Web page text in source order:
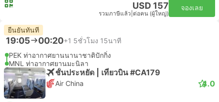
USD 157
รวมภาษีแล้ว ต่อคน (ผู้ใหญ่)
จองเลย
ยืนยันทันที
19:05 00:20+1 5ชั่วโมง 15นาที
PEK ท่าอากาศยานนานาชาติปักกิ่ง
MNL ท่าอากาศยานมะนิลา
ชั้นประหยัด | เที่ยวบิน #CA179
Air China 4.0